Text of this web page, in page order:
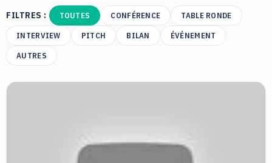
FILTRES : TOUTES CONFÉRENCE
TABLE RONDE
INTERVIEW
PITCH BILAN
ÉVÉNEMENT
AUTRES